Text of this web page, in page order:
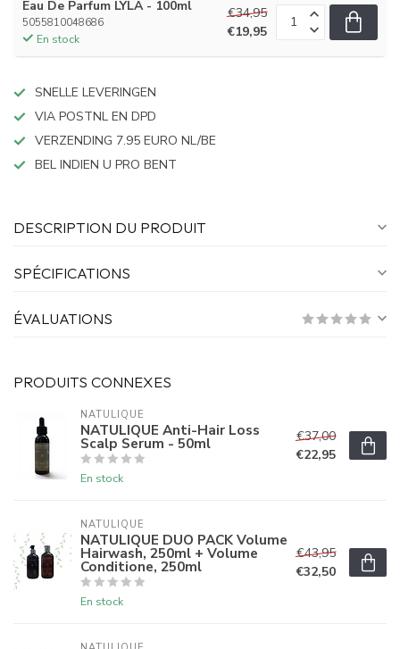
Eau De Parfum LYLA - 100ml
5055810048686
En stock
€34,95
€19,95
SNELLE LEVERINGEN
VIA POSTNL EN DPD
VERZENDING 7.95 EURO NL/BE
BEL INDIEN U PRO BENT
DESCRIPTION DU PRODUIT
SPÉCIFICATIONS
ÉVALUATIONS
PRODUITS CONNEXES
NATULIQUE
NATULIQUE Anti-Hair Loss
Scalp Serum - 50ml
En stock
€37,00
€22,95
NATULIQUE
NATULIQUE DUO PACK Volume
Hairwash, 250ml + Volume
Conditione, 250ml
En stock
€43,95
€32,50